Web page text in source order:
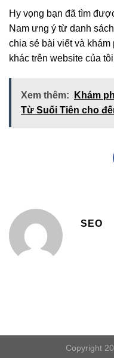
Hy vọng bạn đã tìm
Nam ưng ý từ danh
chia sẻ bài viết và
khác trên website của
Xem thêm:
Khám
Từ Suối Tiên cho
SEO
Copyright